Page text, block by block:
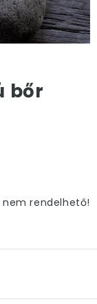
bőr
rendelhető!